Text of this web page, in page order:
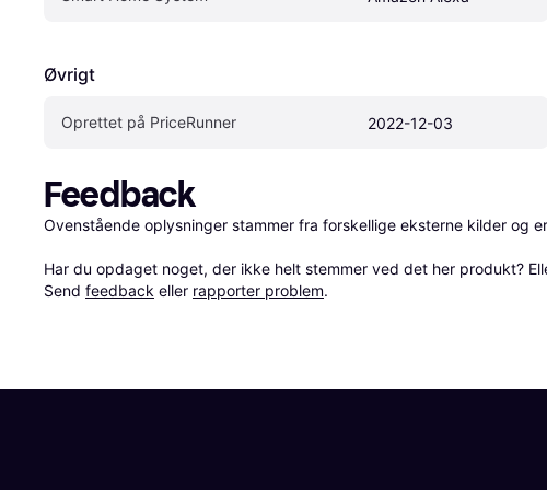
Øvrigt
Oprettet på PriceRunner 2022-12-03
Feedback
Ovenstående oplysninger stammer fra forskellige eksterne kilder og
Har du opdaget noget, der ikke helt stemmer ved det her produkt?
Send feedback eller rapporter problem.